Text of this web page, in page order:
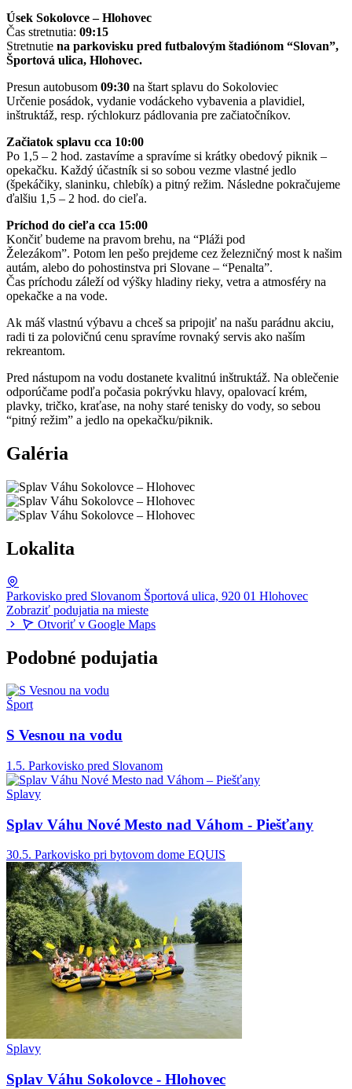
Úsek Sokolovce – Hlohovec
Čas stretnutia: 09:15
Stretnutie na parkovisku pred futbalovým štadiónom “Slovan”,
Športová ulica, Hlohovec.
Presun autobusom 09:30 na štart splavu do Sokoloviec
Určenie posádok, vydanie vodáckeho vybavenia a plavidiel,
inštruktáž, resp. rýchlokurz pádlovania pre začiatočníkov.
Začiatok splavu cca 10:00
Po 1,5 – 2 hod. zastavíme a spravíme si krátky obedový piknik –
opekačku. Každý účastník si so sobou vezme vlastné jedlo
(špekáčiky, slaninku, chlebík) a pitný režim. Následne pokračujeme
ďalšiu 1,5 – 2 hod. do cieľa.
Príchod do cieľa cca 15:00
Končiť budeme na pravom brehu, na “Pláži pod
Železákom”. Potom len pešo prejdeme cez železničný most k našim
autám, alebo do pohostinstva pri Slovane – “Penalta”.
Čas príchodu záleží od výšky hladiny rieky, vetra a atmosféry na
opekačke a na vode.
Ak máš vlastnú výbavu a chceš sa pripojiť na našu parádnu akciu,
radi ti za polovičnú cenu spravíme rovnaký servis ako naším
rekreantom.
Pred nástupom na vodu dostanete kvalitnú inštruktáž. Na oblečenie
odporúčame podľa počasia pokrývku hlavy, opalovací krém,
plavky, tričko, kraťase, na nohy staré tenisky do vody, so sebou
“pitný režim” a jedlo na opekačku/piknik.
Galéria
Lokalita
Parkovisko pred Slovanom Športová ulica, 920 01 Hlohovec
Zobraziť podujatia na mieste
Otvoriť v Google Maps
Podobné podujatia
Šport
S Vesnou na vodu
1.5. Parkovisko pred Slovanom
Splavy
Splav Váhu Nové Mesto nad Váhom - Piešťany
30.5. Parkovisko pri bytovom dome EQUIS
Splavy
Splav Váhu Sokolovce - Hlohovec